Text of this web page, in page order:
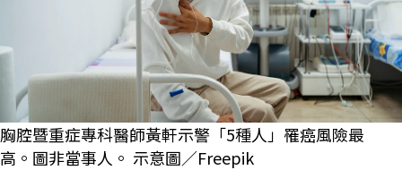
胸腔暨重症專科醫師黃軒示警「5種人」罹癌風險最
高。圖非當事人。 示意圖／Freepik